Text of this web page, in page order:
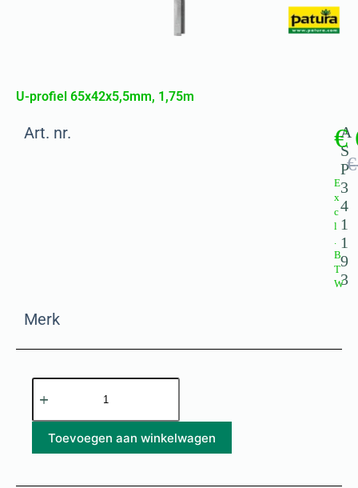
U-profiel 65x42x5,5mm, 1,75m
Art. nr.
A
S
P
3
4
1
1
9
3
€
€
E
x
c
l
.
B
T
W
Merk
Toevoegen aan winkelwagen